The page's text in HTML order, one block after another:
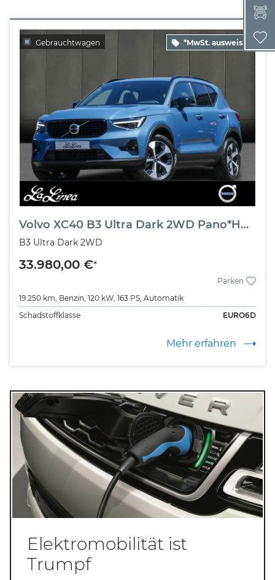
Gebrauchtwagen *MwSt. ausweisbar
Volvo XC40 B3 Ultra Dark 2WD Pano*Harman/Kardon*360°*Memory
B3 Ultra Dark 2WD
33.980,00 €*
Parken
19.250 km, Benzin, 120 kW, 163 PS, Automatik
Schadstoffklasse
EURO6D
Mehr erfahren
Elektromobilität ist
Trumpf